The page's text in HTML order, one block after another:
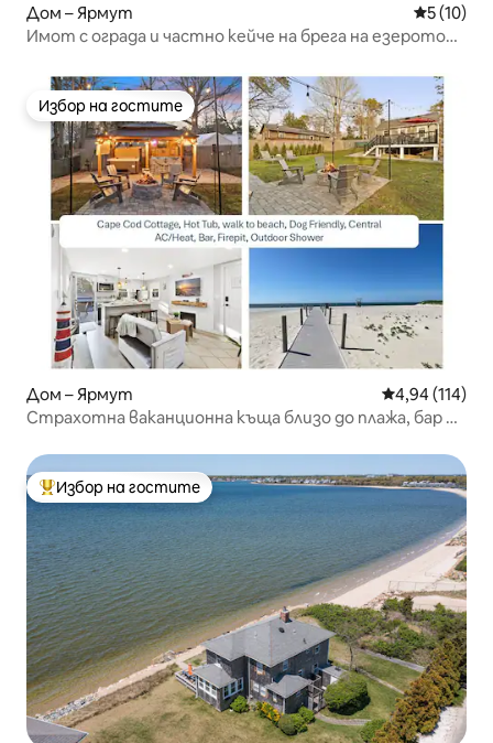
Дом – Ярмут Средна
5 (10)
Имот с ограда и частно кейче на брега на езерото
Избор на гостите
Избор на гостите
Дом – Ярмут Средна
4,94 (114)
Страхотна ваканционна къща близо до плажа, бар в
Най-популярен избор на гостите
Избор на гостите